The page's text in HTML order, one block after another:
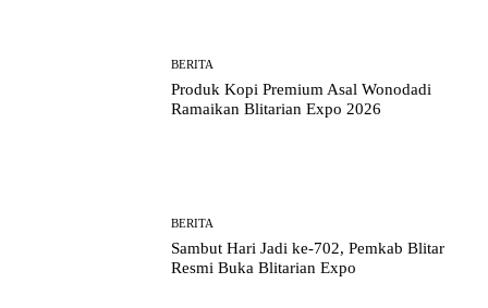
BERITA
Produk Kopi Premium Asal Wonodadi
Ramaikan Blitarian Expo 2026
BERITA
Sambut Hari Jadi ke-702, Pemkab Blitar
Resmi Buka Blitarian Expo